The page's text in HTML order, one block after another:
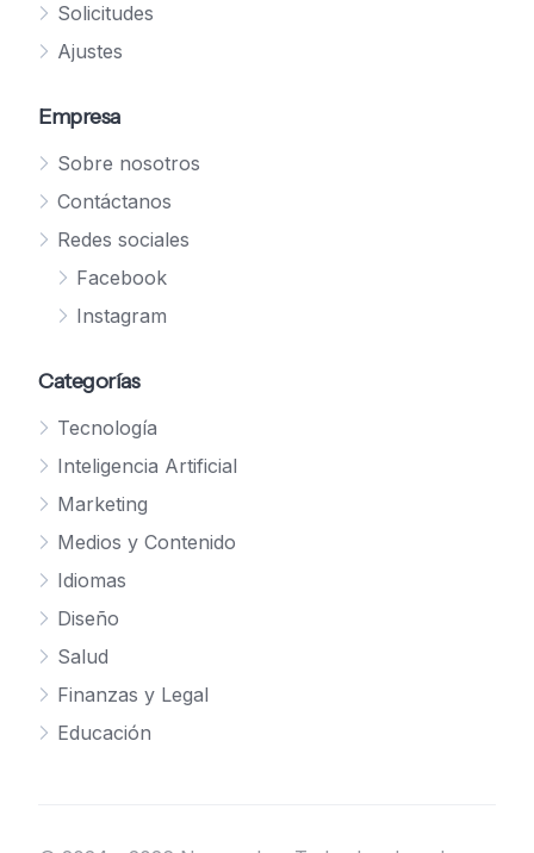
Solicitudes
Ajustes
Empresa
Sobre nosotros
Contáctanos
Redes sociales
Facebook
Instagram
Categorías
Tecnología
Inteligencia Artificial
Marketing
Medios y Contenido
Idiomas
Diseño
Salud
Finanzas y Legal
Educación